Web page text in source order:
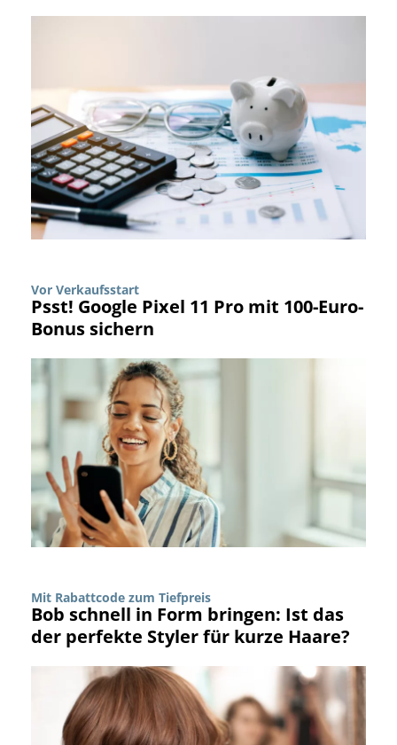
Vor Verkaufsstart
Psst! Google Pixel 11 Pro mit 100-Euro-
Bonus sichern
Mit Rabattcode zum Tiefpreis
Bob schnell in Form bringen: Ist das
der perfekte Styler für kurze Haare?